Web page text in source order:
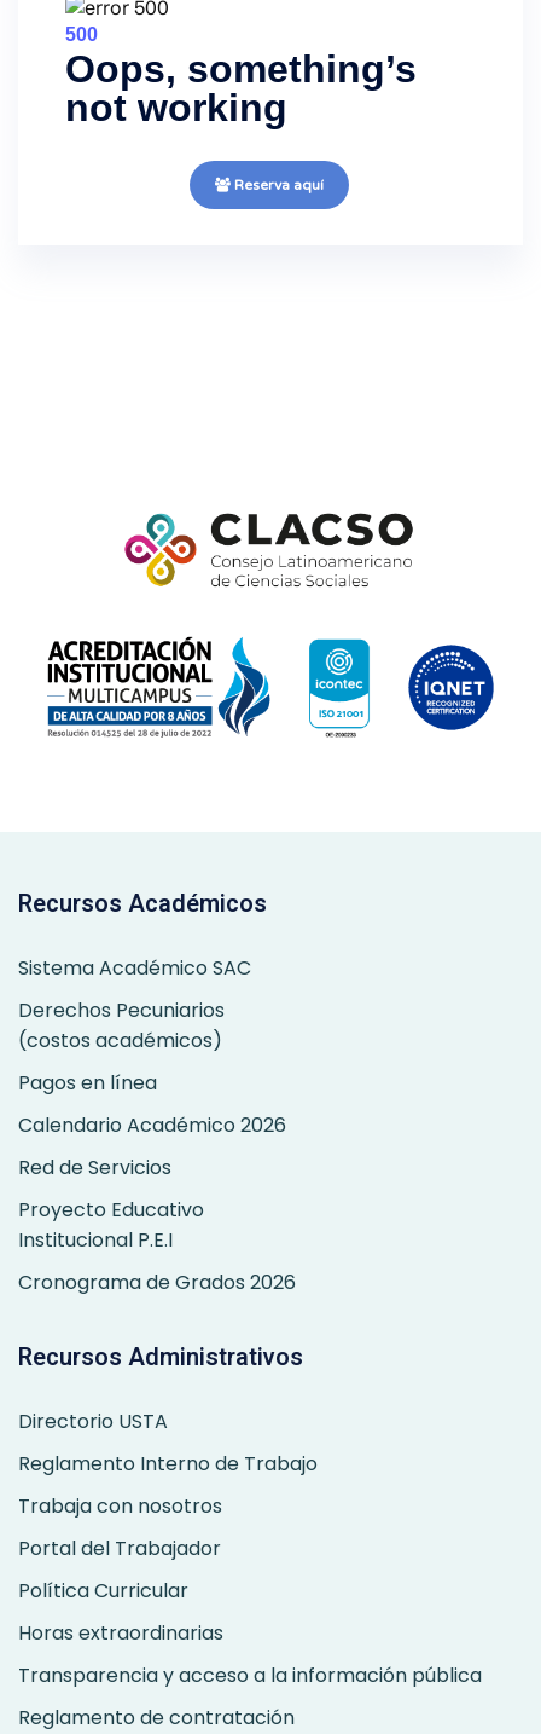
Reserva aquí
Recursos Académicos
Sistema Académico SAC
Derechos Pecuniarios
(costos académicos)
Pagos en línea
Calendario Académico 2026
Red de Servicios
Proyecto Educativo
Institucional P.E.I
Cronograma de Grados 2026
Recursos Administrativos
Directorio USTA
Reglamento Interno de Trabajo
Trabaja con nosotros
Portal del Trabajador
Política Curricular
Horas extraordinarias
Transparencia y acceso a la información pública
Reglamento de contratación